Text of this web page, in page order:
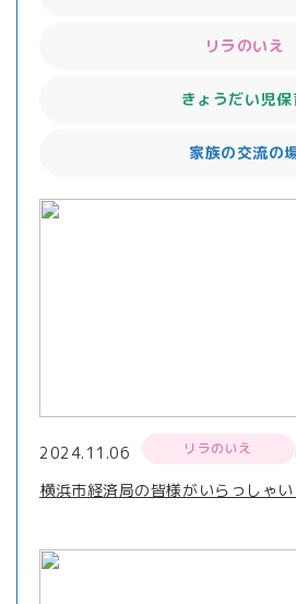
リラのいえ
きょうだい児保
家族の交流の
2024.11.06 リラのいえ
横浜市経済局の皆様がいらっしゃい